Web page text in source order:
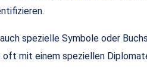
spezielle Symbole oder
mit einem speziellen